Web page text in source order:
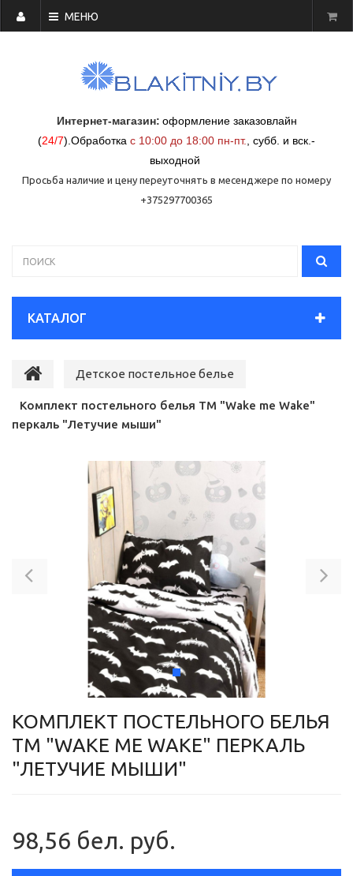
МЕНЮ
Интернет-магазин: оформление заказовлайн
(24/7) Обработка с 10:00 до 18:00 пн-пт. субб. и вск.-
выходной
Просьба наличие и цену переуточнять в месенджере по номеру
+375297700365
КАТАЛОГ
Детское постельное белье
Комплект постельного белья ТМ "Wake me Wake"
перкаль "Летучие мыши"
Previous
КОМПЛЕКТ ПОСТЕЛЬНОГО БЕЛЬЯ
ТМ "WAKE ME WAKE" ПЕРКАЛЬ
"ЛЕТУЧИЕ МЫШИ"
98,56 бел. руб.